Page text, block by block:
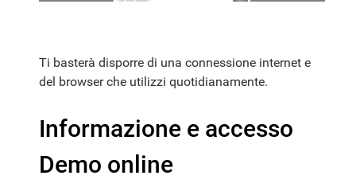
Ti basterà disporre di una connessione internet e
del browser che utilizzi quotidianamente.
Informazione e accesso
Demo online